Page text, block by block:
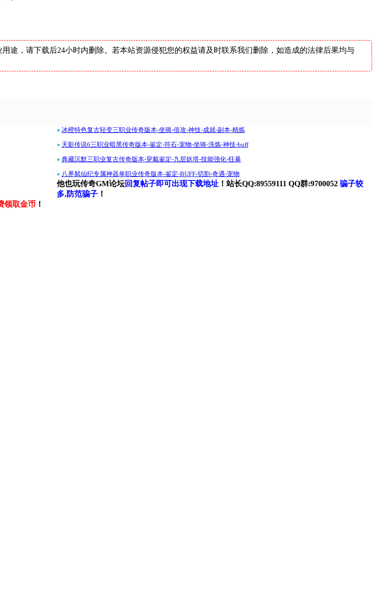
途，请下载后24小时内删除。若本站资源侵犯您的权益请及时联系我们删除，如造成的法律后果均与
• 冰橙特色复古轻变三职业传奇版本-坐骑-倍攻-神技-成就-副本-精炼
• 天影传说6三职业暗黑传奇版本-鉴定-符石-宠物-坐骑-洗炼-神技-buff
• 典藏沉默三职业复古传奇版本-穿戴鉴定-九层妖塔-技能强化-狂暴
• 八界弑仙纪专属神器单职业传奇版本-鉴定-BUFF-切割-奇遇-宠物
他也玩传奇GM论坛回复帖子即可出现下载地址！站长QQ:89559111 QQ群:9700052 骗子较
多,防范骗子！
领取金币 ！